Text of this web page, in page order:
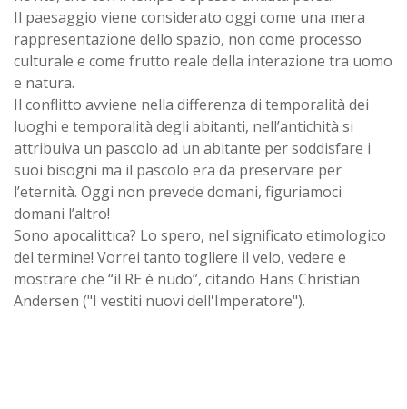
Il paesaggio viene considerato oggi come una mera
rappresentazione dello spazio, non come processo
culturale e come frutto reale della interazione tra uomo
e natura.
Il conflitto avviene nella differenza di temporalità dei
luoghi e temporalità degli abitanti, nell’antichità si
attribuiva un pascolo ad un abitante per soddisfare i
suoi bisogni ma il pascolo era da preservare per
l’eternità. Oggi non prevede domani, figuriamoci
domani l’altro!
Sono apocalittica? Lo spero, nel significato etimologico
del termine! Vorrei tanto togliere il velo, vedere e
mostrare che “il RE è nudo”, citando Hans Christian
Andersen ("I vestiti nuovi dell'Imperatore").